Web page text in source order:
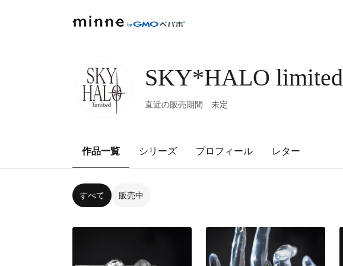
SKY*HALO limited
直近の販売期間 未定
作品一覧 シリーズ プロフィール レター
すべて 販売中